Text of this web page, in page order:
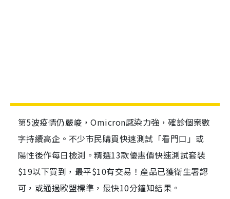
第5波疫情仍嚴峻，Omicron感染力強，確診個案數
字持續高企。不少市民購買快速測試「看門口」或
陽性後作每日檢測。精選13款優惠價快速測試套裝
$19以下買到，最平$10有交易！產品已獲衛生署認
可，或通過歐盟標準，最快10分鐘知結果。